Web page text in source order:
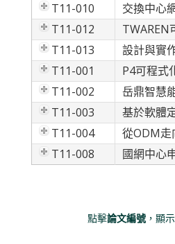
T11-010
交換中心
T11-012
TWAREN
T11-013
設計與實
T11-001
P4可程式
T11-002
岳鼎智慧
T11-003
基於軟體
T11-004
從ODM走
T11-008
國網中心
點擊論文編號 ，顯